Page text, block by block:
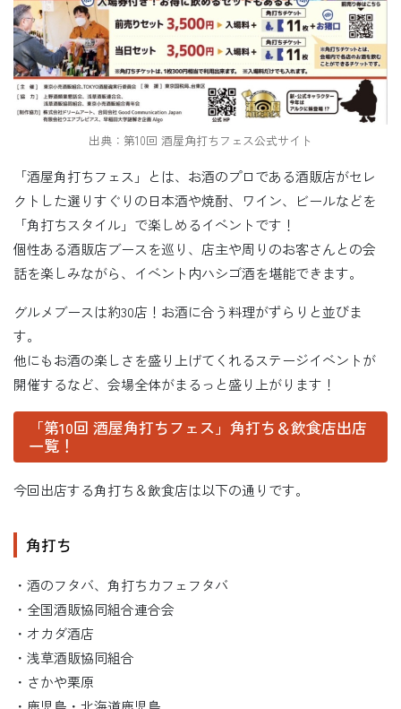
出典：第10回 酒屋角打ちフェス公式サイト
「酒屋角打ちフェス」とは、お酒のプロである酒販店がセレ
クトした選りすぐりの日本酒や焼酎、ワイン、ビールなどを
「角打ちスタイル」で楽しめるイベントです！
個性ある酒販店ブースを巡り、店主や周りのお客さんとの会
話を楽しみながら、イベント内ハシゴ酒を堪能できます。
グルメブースは約30店！お酒に合う料理がずらりと並びま
す。
他にもお酒の楽しさを盛り上げてくれるステージイベントが
開催するなど、会場全体がまるっと盛り上がります！
「第10回 酒屋角打ちフェス」角打ち＆飲食店出店
一覧！
今回出店する角打ち＆飲食店は以下の通りです。
角打ち
・酒のフタバ、角打ちカフェフタバ
・全国酒販協同組合連合会
・オカダ酒店
・浅草酒販協同組合
・さかや栗原